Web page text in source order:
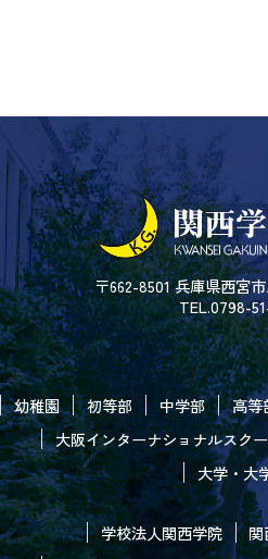
〒662-8501 兵庫県西宮
TEL.0798-
幼稚園 初等部 中学部 高等
大阪インターナショナルスク
大学・大
学校法人関西学院